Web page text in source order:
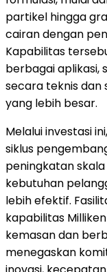
partikel hingga
cairan dengan
Kapabilitas
berbagai aplikasi,
secara teknis dan
yang lebih besar.
Melalui investasi
siklus
peningkatan
kebutuhan
lebih efektif.
kapabilitas
kemasan dan
menegaskan